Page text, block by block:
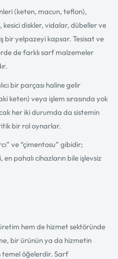
(keten, macun, teflon),
kesici diskler, vidalar, dübeller ve
bir yelpazeyi kapsar. Tesisat ve
de farklı sarf malzemeler
bir parçası haline gelir
keten) veya işlem sırasında yok
her iki durumda da sistemin
bir rol oynarlar.
ve “çimentosu” gibidir;
pahalı cihazların bile işlevsiz
hem de hizmet sektöründe
bir ürünün ya da hizmetin
temel öğelerdir. Sarf